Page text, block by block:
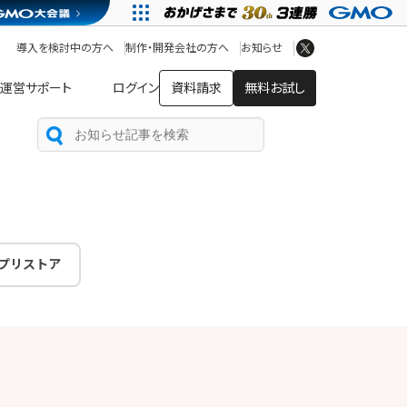
運営サポート ログイン 資料請求 無料お試し
導入を検討中の方へ 制作・開発会社の方へ お知らせ
アプリストア
ヘルプを見る
ヘルプセンター
リストア